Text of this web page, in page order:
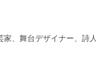
、舞台デザイナー、詩人